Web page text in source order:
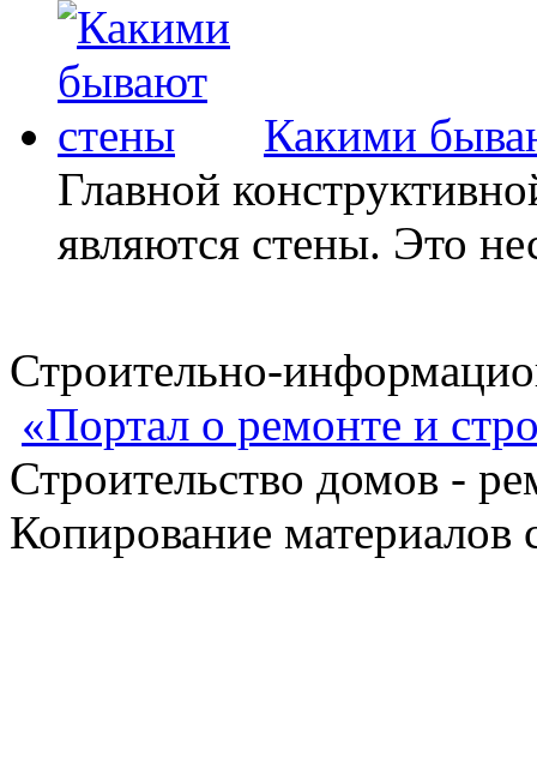
Какими
Главной
являются стены. Это
Строительно-
«Портал о ремонте и
Строительство домов -
Копирование материалов